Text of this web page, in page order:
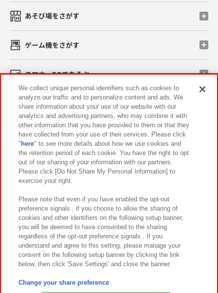
あそび場をさがす
ゲーム機をさがす
スマホ・PCであそぶ
イベント・キャンペーン
関連会社 サステナビリティ サイトポリシー
プライバシーポリシー ウェブアクセシビリティ方針と検証結果
お取引先さまとともに
カスタマーハラスメント対応方針 よくあるご質問・お問い合わせ
©Bandai Namco Amusement Inc.
©Bandai Namco Amusement Lab Inc.
We collect unique personal identifiers such as cookies to
analyze our traffic and to personalize content and ads. We
share information about your use of our website with our
analytics and advertising partners, who may combine it with
other information that you have provided to them or that they
have collected from your use of their services. Please click
" here" to see more details about how we use cookies and
the retention period of each cookie. You have the right to opt
out of our sharing of your information with our partners.
Please click [Do Not Share My Personal Information] to
exercise your right.
Please note that even if you have enabled the opt-out
preference signals , if you choose to allow the sharing of
cookies and other identifiers on the following setup banner,
you will be deemed to have consented to the sharing
regardless of the opt-out preference signals . If you
understand and agree to this setting, please manage your
consent on the following setup banner by clicking the link
below, then click 'Save Settings' and close the banner.
Change your share preference